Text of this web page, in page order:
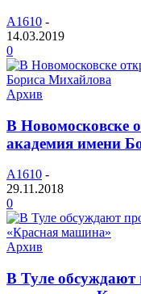
A1610 -
14.03.2019
0
Архив
В Новомосковске
академия имени
A1610 -
29.11.2018
0
Архив
В Туле